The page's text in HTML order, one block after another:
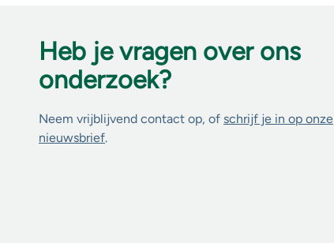
Heb je vragen over ons
onderzoek?
Neem vrijblijvend contact op, of schrijf je in op onze
nieuwsbrief.